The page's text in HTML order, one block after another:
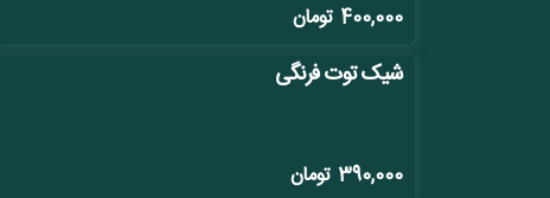
400,000 تومان
شیک توت فرنگی
390,000 تومان